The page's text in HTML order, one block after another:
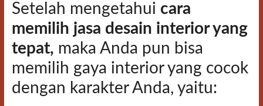
Setelah mengetahui cara
memilih jasa desain interior yang
tepat, maka Anda pun bisa
memilih gaya interior yang cocok
dengan karakter Anda, yaitu: